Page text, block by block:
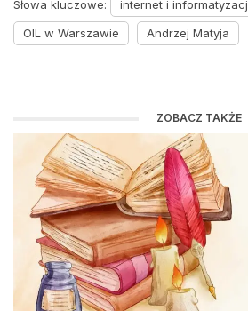
Słowa kluczowe:
internet i
OIL w Warszawie
Andrzej Matyja
ZOBACZ TAKŻE